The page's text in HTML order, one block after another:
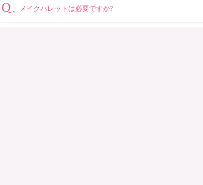
メイクパレットは必要ですか?